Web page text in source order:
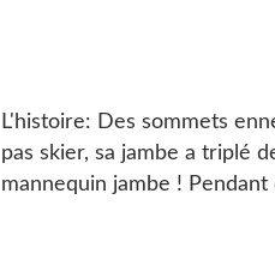
L'histoire: Des sommets
pas skier, sa jambe a triplé
mannequin jambe !